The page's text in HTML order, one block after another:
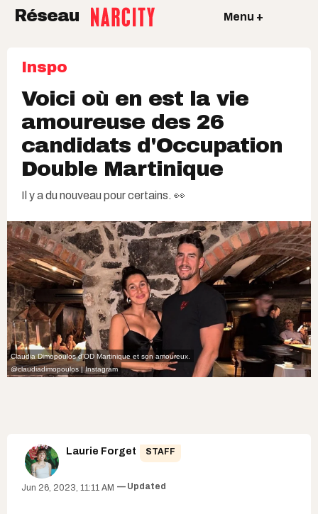
Réseau Menu +
Inspo
Voici où en est la vie
amoureuse des 26
candidats d'Occupation
Double Martinique
Il y a du nouveau pour certains. 👀
Claudia Dimopoulos d'OD Martinique et son amoureux.
@claudiadimopoulos | Instagram
Laurie Forget STAFF
Jun 26, 2023, 11:11 AM Updated